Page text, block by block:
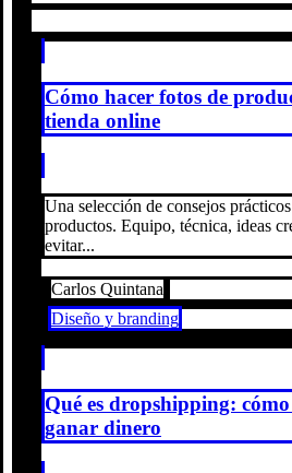
Cómo hacer fotos de
tienda online
Una selección de consejos
productos. Equipo, técnica, ideas
evitar...
Carlos Quintana
Diseño y branding
Qué es dropshipping:
ganar dinero